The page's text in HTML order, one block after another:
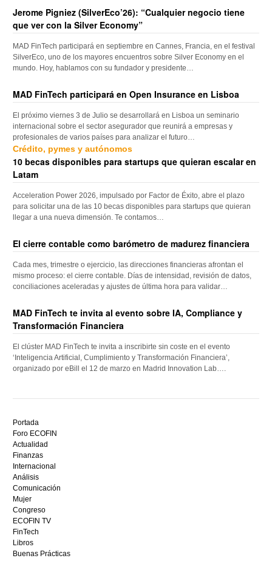
Jerome Pigniez (SilverEco’26): “Cualquier negocio tiene
que ver con la Silver Economy”
MAD FinTech participará en septiembre en Cannes, Francia, en el festival
SilverEco, uno de los mayores encuentros sobre Silver Economy en el
mundo. Hoy, hablamos con su fundador y presidente…
MAD FinTech participará en Open Insurance en Lisboa
El próximo viernes 3 de Julio se desarrollará en Lisboa un seminario
internacional sobre el sector asegurador que reunirá a empresas y
profesionales de varios países para analizar el futuro…
Crédito, pymes y autónomos
10 becas disponibles para startups que quieran escalar en
Latam
Acceleration Power 2026, impulsado por Factor de Éxito, abre el plazo
para solicitar una de las 10 becas disponibles para startups que quieran
llegar a una nueva dimensión. Te contamos…
El cierre contable como barómetro de madurez financiera
Cada mes, trimestre o ejercicio, las direcciones financieras afrontan el
mismo proceso: el cierre contable. Días de intensidad, revisión de datos,
conciliaciones aceleradas y ajustes de última hora para validar…
MAD FinTech te invita al evento sobre IA, Compliance y
Transformación Financiera
El clúster MAD FinTech te invita a inscribirte sin coste en el evento
‘Inteligencia Artificial, Cumplimiento y Transformación Financiera’,
organizado por eBill el 12 de marzo en Madrid Innovation Lab….
mejor
bono
sin
depósito
casino
en
España,
visita
este
sitio
restaurantedonmauro.es
y
Portada
Foro ECOFIN
Actualidad
Finanzas
Internacional
Análisis
Comunicación
Mujer
Congreso
ECOFIN TV
FinTech
Libros
Buenas Prácticas